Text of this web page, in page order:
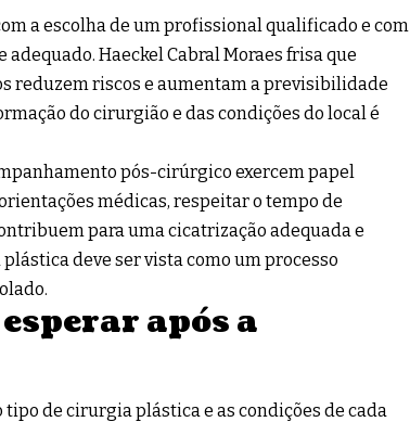
a escolha de um profissional qualificado e com
Haeckel Cabral Moraes frisa que
reduzem riscos e aumentam a previsibilidade
do cirurgião e das condições do local é
pós-cirúrgico exercem papel
médicas, respeitar o tempo de
para uma cicatrização adequada e
deve ser vista como um processo
após a
de cirurgia plástica e as condições de cada